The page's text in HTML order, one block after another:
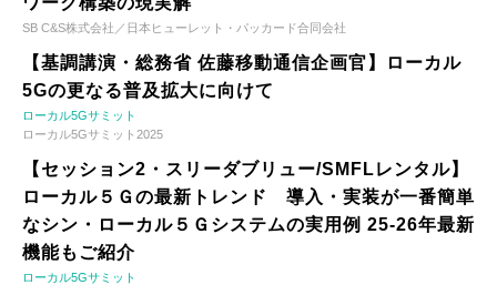
SB C&S株式会社／日本ヒューレット・パッカード合同会社
【基調講演・総務省 佐藤移動通信企画官】ローカル
5Gの更なる普及拡大に向けて
ローカル5Gサミット
ローカル5Gサミット2025
【セッション2・スリーダブリュー/SMFLレンタル】
ローカル５Ｇの最新トレンド 導入・実装が一番簡単
なシン・ローカル５Ｇシステムの実用例 25-26年最新
機能もご紹介
ローカル5Gサミット